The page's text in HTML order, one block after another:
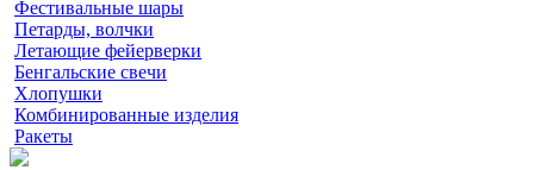
Фестивальные шары
Петарды, волчки
Летающие фейерверки
Бенгальские свечи
Хлопушки
Комбинированные изделия
Ракеты